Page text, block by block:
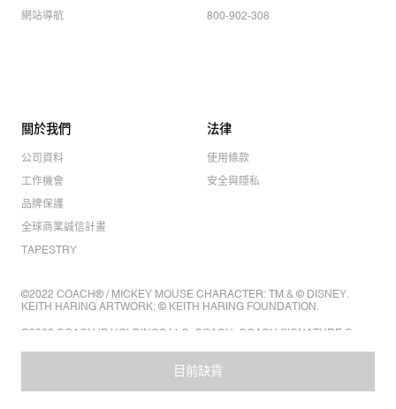
目前缺貨
網站導航
800-902-308
關於我們
公司資料
工作機會
品牌保護
全球商業誠信計畫
TAPESTRY
法律
使用條款
安全與隱私
©2022 COACH® / MICKEY MOUSE CHARACTER: TM & © DISNEY.
KEITH HARING ARTWORK: © KEITH HARING FOUNDATION.
©2022 COACH IP HOLDINGS LLC. COACH, COACH SIGNATURE C